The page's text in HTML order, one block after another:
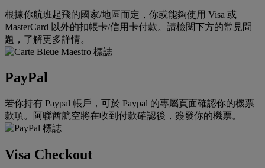
根據你航班起飛的國家/地區而定，你或能夠使用 Visa 或
MasterCard 以外的扣帳卡/信用卡付款。請檢閱下方的常見問
題，了解更多詳情。
PayPal
若你持有 Paypal 帳戶，可於 Paypal 的專屬頁面確認你的機票
款項。阿聯酋航空將在收到付款確認後，簽發你的機票。
Visa Checkout